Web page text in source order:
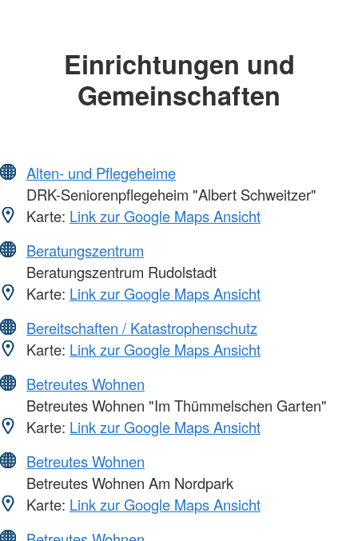
Einrichtungen und
Gemeinschaften
Alten- und Pflegeheime
DRK-Seniorenpflegeheim "Albert Schweitzer"
Karte: Link zur Google Maps Ansicht
Beratungszentrum
Beratungszentrum Rudolstadt
Karte: Link zur Google Maps Ansicht
Bereitschaften / Katastrophenschutz
Karte: Link zur Google Maps Ansicht
Betreutes Wohnen
Betreutes Wohnen "Im Thümmelschen Garten"
Karte: Link zur Google Maps Ansicht
Betreutes Wohnen
Betreutes Wohnen Am Nordpark
Karte: Link zur Google Maps Ansicht